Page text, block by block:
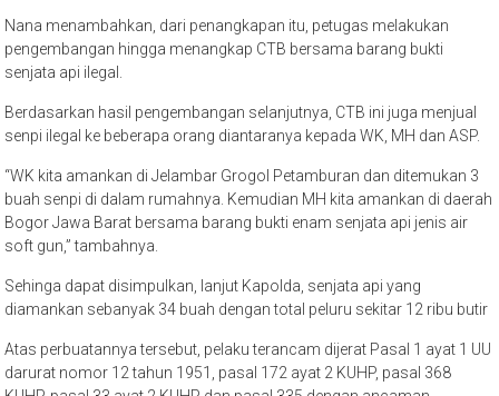
Nana menambahkan, dari penangkapan itu, petugas melakukan
pengembangan hingga menangkap CTB bersama barang bukti
senjata api ilegal.
Berdasarkan hasil pengembangan selanjutnya, CTB ini juga menjual
senpi ilegal ke beberapa orang diantaranya kepada WK, MH dan ASP.
“WK kita amankan di Jelambar Grogol Petamburan dan ditemukan 3
buah senpi di dalam rumahnya. Kemudian MH kita amankan di daerah
Bogor Jawa Barat bersama barang bukti enam senjata api jenis air
soft gun,” tambahnya.
Sehinga dapat disimpulkan, lanjut Kapolda, senjata api yang
diamankan sebanyak 34 buah dengan total peluru sekitar 12 ribu butir
Atas perbuatannya tersebut, pelaku terancam dijerat Pasal 1 ayat 1 UU
darurat nomor 12 tahun 1951, pasal 172 ayat 2 KUHP, pasal 368